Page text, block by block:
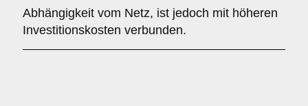
Abhängigkeit vom Netz, ist jedoch mit höheren
Investitionskosten verbunden.